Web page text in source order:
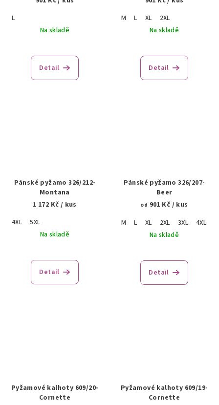
L
Na skladě
Detail
M
L XL
2XL
Na skladě
Detail
Pánské pyžamo 326/212-
Montana
1 172 Kč / kus
4XL
5XL
Na skladě
Detail
Pánské pyžamo 326/207-
Beer
od 901 Kč / kus
M
L XL 2XL 3XL 4XL
Na skladě
Detail
Pyžamové kalhoty 609/20-
Cornette
Pyžamové kalhoty 609/19-
Cornette